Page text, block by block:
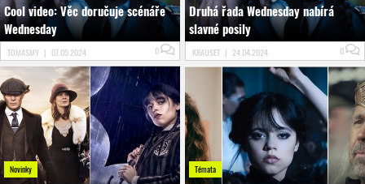
Cool video: Věc doručuje scénáře
Wednesday
TOMASMY | 07.05.2024 0
Druhá řada Wednesday nabírá
slavné posily
KRAUSET | 24.04.2024 0
Novinky Témata